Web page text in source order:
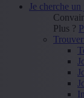
Je cherche un
Plus ?